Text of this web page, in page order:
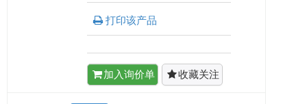
打印该产品
加入询价单 收藏关注